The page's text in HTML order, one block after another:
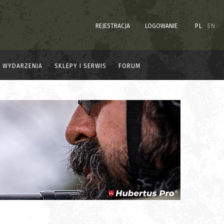
REJESTRACJA LOGOWANIE PL EN
WYDARZENIA SKLEPY I SERWIS FORUM